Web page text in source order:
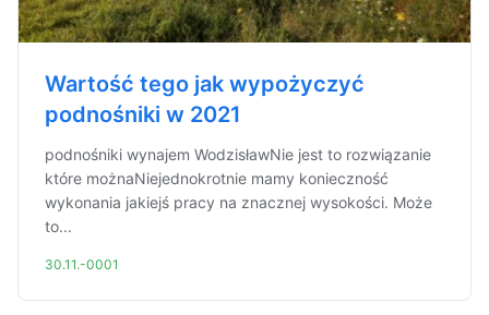
Wartość tego jak wypożyczyć
podnośniki w 2021
podnośniki wynajem WodzisławNie jest to rozwiązanie
które możnaNiejednokrotnie mamy konieczność
wykonania jakiejś pracy na znacznej wysokości. Może
to...
30.11.-0001